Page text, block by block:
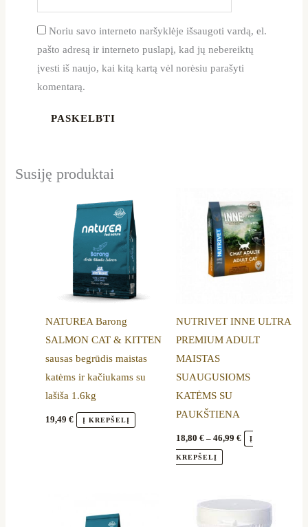
Noriu savo interneto naršyklėje išsaugoti vardą, el.
pašto adresą ir interneto puslapį, kad jų nebereiktų
įvesti iš naujo, kai kitą kartą vėl norėsiu parašyti
komentarą.
Susiję produktai
NATUREA Barong
SALMON CAT & KITTEN
sausas begrūdis maistas
katėms ir kačiukams su
lašiša 1.6kg
19,49€ Į KREPŠELĮ
NUTRIVET INNE ULTRA
PREMIUM ADULT
MAISTAS
SUAUGUSIOMS
KATĖMS SU
PAUKŠTIENA
18,80 € – 46,99 €
range:
18,80 €
through
46,99 €
Į
KREPŠELĮ
product
has
multiple
variants.
may
be
on
the
product
page